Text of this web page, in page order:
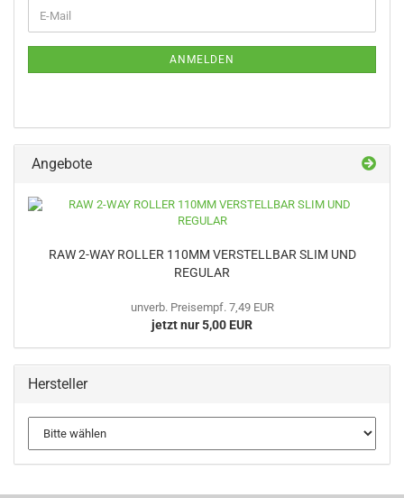
ZUR
E-
Mail
ANMELDEN
Angebote
RAW 2-WAY ROLLER 110MM VERSTELLBAR SLIM UND
REGULAR
unverb. Preisempf. 7,49 EUR
jetzt nur 5,00 EUR
Hersteller